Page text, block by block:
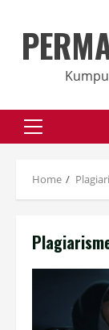
content
Primary
Home